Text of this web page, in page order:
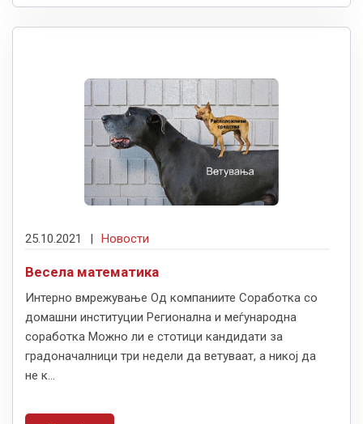
25.10.2021 Новости
Весела математика
Интерно вмрежување Од компаниите Соработка со
домашни институции Регионална и меѓународна
соработка Moжно ли е стотици кандидати за
градоначалници три недели да ветуваат, а никој да
не к...